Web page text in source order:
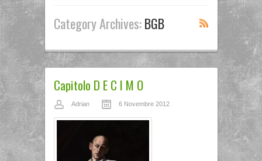
Category Archives:BGB
Capitolo D E C I M O
Adrian 6 Novembre 2012